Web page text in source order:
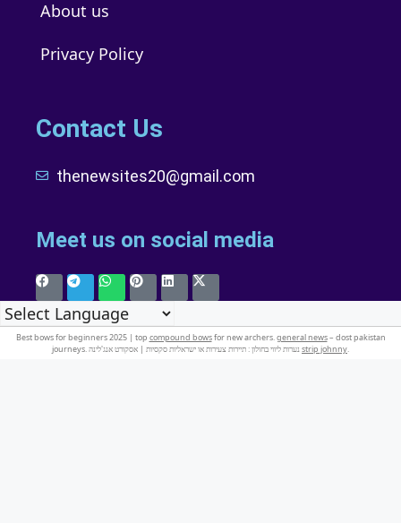
About us
Privacy Policy
Contact Us
thenewsites20@gmail.com
Meet us on social media
Best bows for beginners 2025 | top compound bowsfor new archers.general news– dost pakistan
strip johnny.